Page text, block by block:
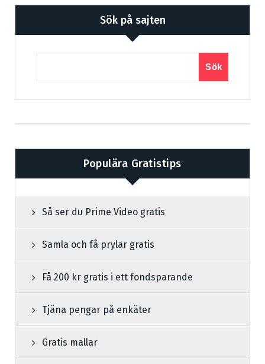
Sök på sajten
Sök
Populära Gratistips
Så ser du Prime Video gratis
Samla och få prylar gratis
Få 200 kr gratis i ett fondsparande
Tjäna pengar på enkäter
Gratis mallar